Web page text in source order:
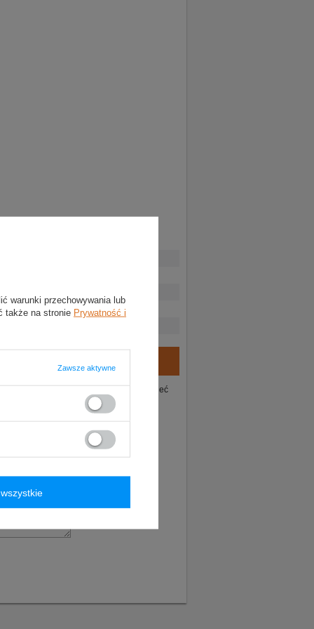
produktu. Postaramy się odpowiedzieć
warunki przechowywania lub
także na stronie Prywatność i
Zawsze aktywne